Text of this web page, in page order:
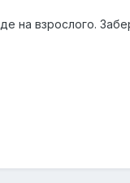
на взрослого.